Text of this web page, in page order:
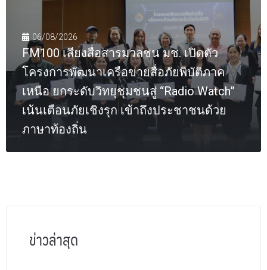
06/08/2026
FM100 เสียงสื่อสารมวลชน มช. เปิดตัว
โครงการพัฒนาเครือข่ายสื่อภัยพิบัติภาค
เหนือ ยกระดับวิทยุชุมชนสู่ “Radio Watch”
เน้นเตือนภัยเชิงรุก เข้าถึงประชาชนด้วย
ภาษาท้องถิ่น
ข่าวล่าสุด